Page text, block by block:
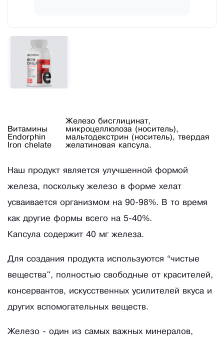
Витамины
Endorphin
Iron chelate
Железо бисглицинат,
микроцеллюлоза (носитель),
мальтодекстрин (носитель), твердая
желатиновая капсула.
Наш продукт является улучшенной формой
железа, поскольку железо в форме хелат
усваивается организмом на 90-98%. В то время
как другие формы всего на 5-40%.
Капсула содержит 40 мг железа.
Для создания продукта используются “чистые
вещества", полностью свободные от красителей,
консервантов, искусственных усилителей вкуса и
других вспомогательных веществ.
Железо - один из самых важных минералов,